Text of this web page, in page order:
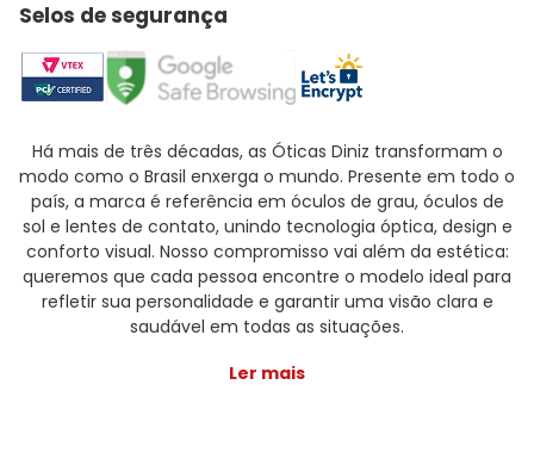
Selos de segurança
Há mais de três décadas, as Óticas Diniz transformam o
modo como o Brasil enxerga o mundo. Presente em todo o
país, a marca é referência em óculos de grau, óculos de
sol e lentes de contato, unindo tecnologia óptica, design e
conforto visual. Nosso compromisso vai além da estética:
queremos que cada pessoa encontre o modelo ideal para
refletir sua personalidade e garantir uma visão clara e
saudável em todas as situações.
Ler mais